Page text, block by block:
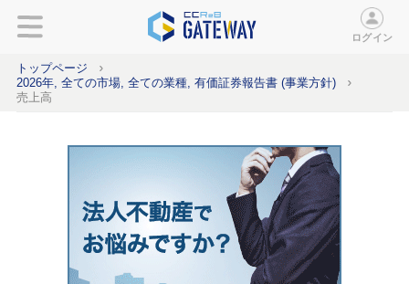
ログイン
トップページ
2026年, 全ての市場, 全ての業種, 有価証券報告書 (事業方針)
売上高